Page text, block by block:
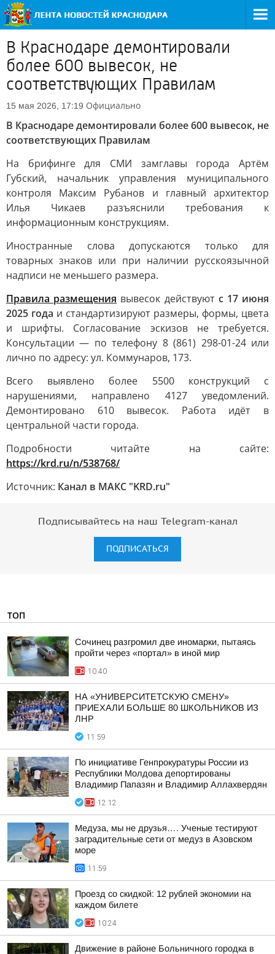
В Краснодаре демонтировали
более 600 вывесок, не
соответствующих Правилам
15 мая 2026, 17:19 Официально
В Краснодаре демонтировали более 600 вывесок, не
соответствующих Правилам
На брифинге для СМИ замглавы города Артём
Губский, начальник управления муниципального
контроля Максим Рубанов и главный архитектор
Илья Чикаев разъяснили требования к
информационным конструкциям.
Иностранные слова допускаются только для
товарных знаков или при наличии русскоязычной
надписи не меньшего размера.
Правила размещения вывесок действуют с 17 июня
2025 года и стандартизируют размеры, формы, цвета
и шрифты. Согласование эскизов не требуется.
Консультации — по телефону 8 (861) 298-01-24 или
лично по адресу: ул. Коммунаров, 173.
Всего выявлено более 5500 конструкций с
нарушениями, направлено 4127 уведомлений.
Демонтировано 610 вывесок. Работа идёт в
центральной части города.
Подробности читайте на сайте:
https://krd.ru/n/538768/
Источник: Канал в МАКС "KRD.ru"
Подписывайтесь на наш Telegram-канал
ПОДПИСАТЬСЯ
ТОП
Сочинец разгромил две иномарки, пытаясь
пройти через «портал» в иной мир
10:40
НА «УНИВЕРСИТЕТСКУЮ СМЕНУ»
ПРИЕХАЛИ БОЛЬШЕ 80 ШКОЛЬНИКОВ ИЗ
ЛНР
11:59
По инициативе Генпрокуратуры России из
Республики Молдова депортированы
Владимир Папазян и Владимир Аллахвердян
12:12
Медуза, мы не друзья…. Ученые тестируют
заградительные сети от медуз в Азовском
море
11:59
Проезд со скидкой: 12 рублей экономии на
каждом билете
10:24
Движение в районе Больничного городка в